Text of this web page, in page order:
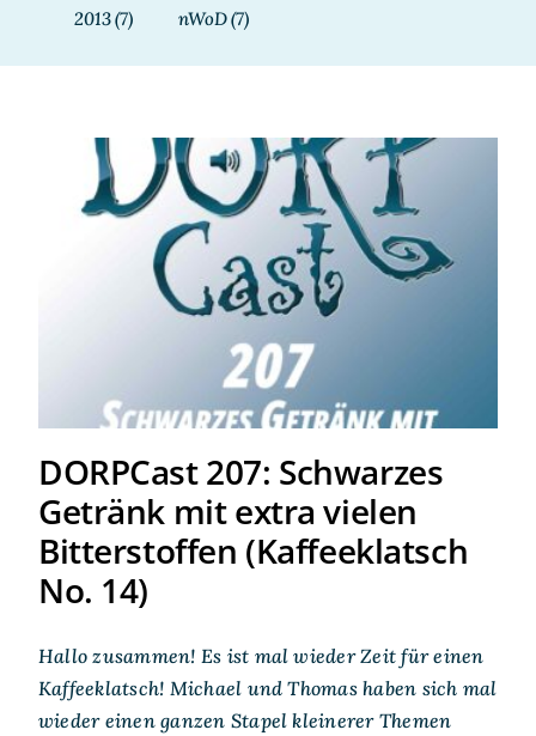
2013(7) nWoD(7)
DORPCast 207: Schwarzes
Getränk mit extra vielen
Bitterstoffen (Kaffeeklatsch
No. 14)
DORPCast 207: Schwarzes
Getränk mit extra vielen
Bitterstoffen (Kaffeeklatsch
No. 14)
Hallo zusammen! Es ist mal wieder Zeit für einen
Kaffeeklatsch! Michael und Thomas haben sich mal
wieder einen ganzen Stapel kleinerer Themen